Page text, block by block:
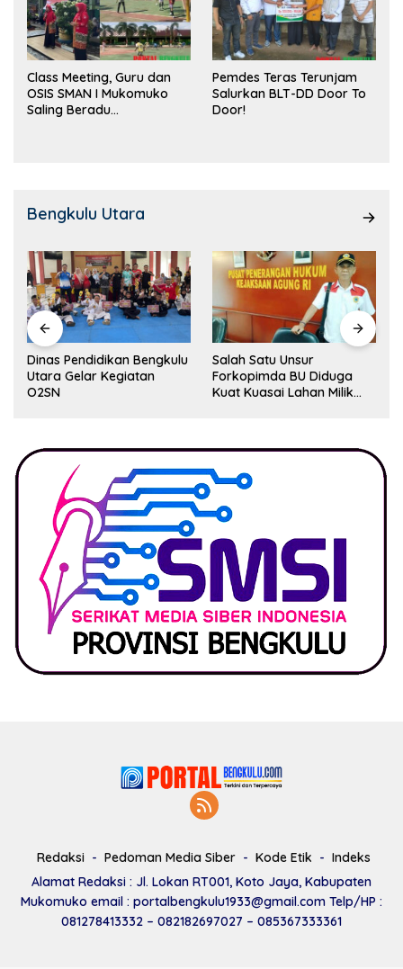
Class Meeting, Guru dan
OSIS SMAN I Mukomuko
Saling Beradu
Pemdes Teras Terunjam
Salurkan BLT-DD Door To
Door!
Bengkulu Utara
Dinas Pendidikan Bengkulu
Utara Gelar Kegiatan
O2SN
Salah Satu Unsur
Forkopimda BU Diduga
Kuat Kuasai Lahan Milik
Redaksi Pedoman Media Siber Kode Etik
Indeks
Alamat Redaksi : Jl. Lokan RT001, Koto Jaya, Kabupaten
Mukomuko email : portalbengkulu1933@gmail.com Telp/HP :
081278413332 – 082182697027 – 085367333361